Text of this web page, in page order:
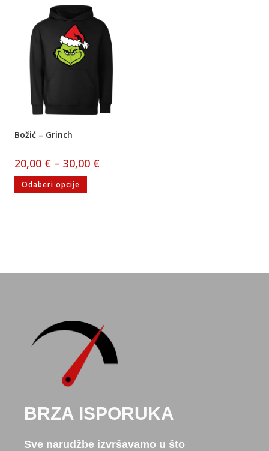
Božić – Grinch
20,00 € – 30,00 €
Odaberi opcije
BRZA ISPORUKA
Sve narudžbe izvršavamo u što